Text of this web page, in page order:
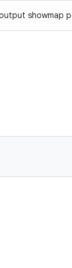
showmap